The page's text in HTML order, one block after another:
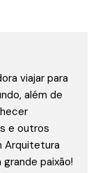
viajar para
além de
e outros
Arquitetura
paixão!